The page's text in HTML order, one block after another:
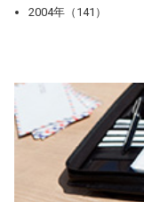
2004年（141）